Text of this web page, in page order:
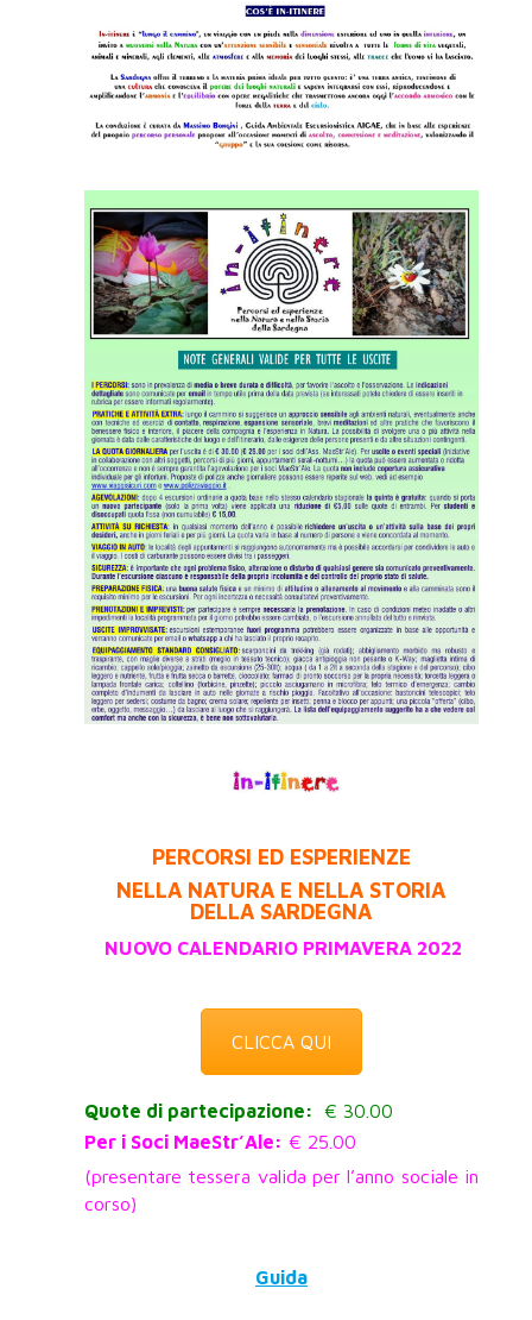
PERCORSI ED ESPERIENZE
NELLA NATURA E NELLA STORIA
DELLA SARDEGNA
NUOVO CALENDARIO PRIMAVERA 2022
CLICCA QUI
Quote di partecipazione:
€ 30.00
Per i Soci MaeStr’Ale: € 25.00
(presentare tessera valida per l’anno sociale in
corso)
Guida